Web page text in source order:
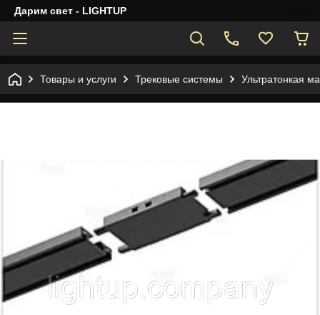
Дарим свет - LIGHTUP
Товары и услуги Трековые системы Ультратонкая